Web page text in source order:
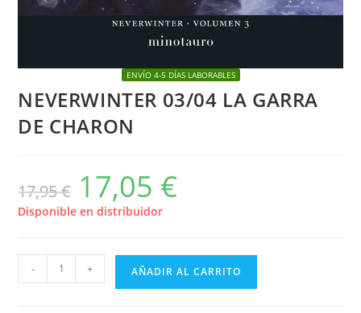
ENVÍO 4-5 DÍAS LABORABLES
NEVERWINTER 03/04 LA GARRA
DE CHARON
17,95€
El
precio
original
era:
17,05 €
Disponible en distribuidor
NEVERWINTER
03/04
- + AÑADIR AL CARRITO